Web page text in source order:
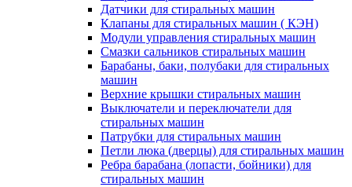
Датчики для стиральных машин
Клапаны для стиральных машин ( КЭН)
Модули управления стиральных машин
Смазки сальников стиральных машин
Барабаны, баки, полубаки для стиральных
машин
Верхние крышки стиральных машин
Выключатели и переключатели для
стиральных машин
Патрубки для стиральных машин
Петли люка (дверцы) для стиральных машин
Ребра барабана (лопасти, бойники) для
стиральных машин